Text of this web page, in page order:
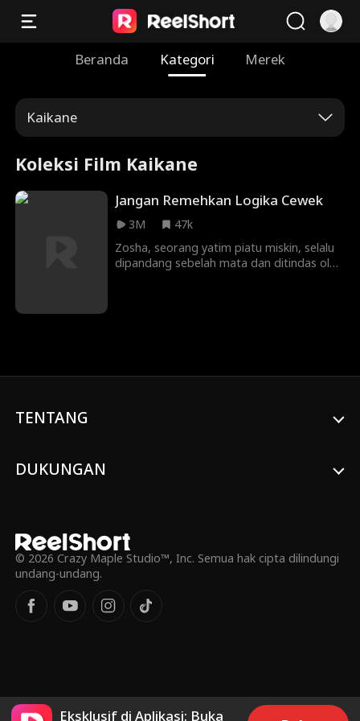
Beranda Kategori Merek
Kaikane
Koleksi Film Kaikane
Jangan Remehkan Logika Cewek
3M
47k
Zosha, seorang yatim piatu miskin, selalu
dipandang sebelah mata dan ditindas oleh
TENTANG
DUKUNGAN
© 2026 Crazy Maple Studio™, Inc. Semua hak cipta dilindungi
undang-undang.
Eksklusif di Aplikasi: Buka